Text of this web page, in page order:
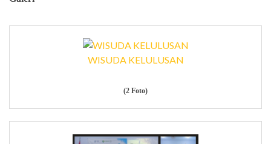
WISUDA KELULUSAN
(2 Foto)